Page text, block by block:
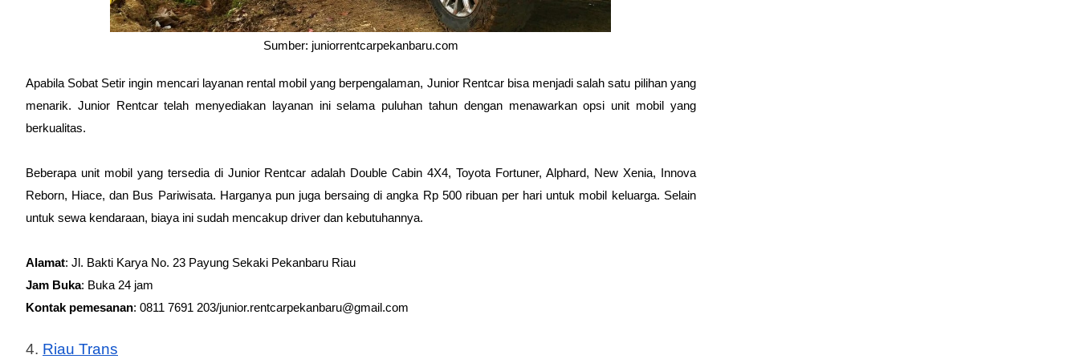
Sumber: juniorrentcarpekanbaru.com
Apabila Sobat Setir ingin mencari layanan rental mobil yang berpengalaman, Junior Rentcar bisa menjadi salah satu pilihan yang
menarik. Junior Rentcar telah menyediakan layanan ini selama puluhan tahun dengan menawarkan opsi unit mobil yang
berkualitas.
Beberapa unit mobil yang tersedia di Junior Rentcar adalah Double Cabin 4X4, Toyota Fortuner, Alphard, New Xenia, Innova
Reborn, Hiace, dan Bus Pariwisata. Harganya pun juga bersaing di angka Rp 500 ribuan per hari untuk mobil keluarga. Selain
untuk sewa kendaraan, biaya ini sudah mencakup driver dan kebutuhannya.
Alamat: Jl. Bakti Karya No. 23 Payung Sekaki Pekanbaru Riau
Jam Buka: Buka 24 jam
Kontak pemesanan: 0811 7691 203/junior.rentcarpekanbaru@gmail.com
4. Riau Trans